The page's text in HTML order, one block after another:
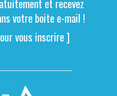
et recevez
votre boite e-mail !
vous inscrire ]